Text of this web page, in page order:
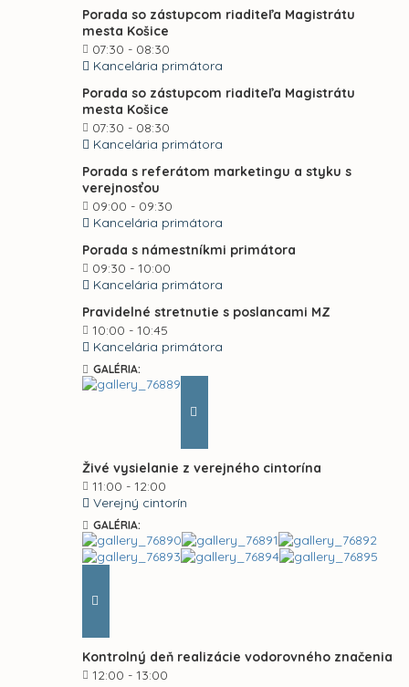
Porada so zástupcom riaditeľa Magistrátu
mesta Košice
07:30 - 08:30
Kancelária primátora
Porada so zástupcom riaditeľa Magistrátu
mesta Košice
07:30 - 08:30
Kancelária primátora
Porada s referátom marketingu a styku s
verejnosťou
09:00 - 09:30
Kancelária primátora
Porada s námestníkmi primátora
09:30 - 10:00
Kancelária primátora
Pravidelné stretnutie s poslancami MZ
10:00 - 10:45
Kancelária primátora
GALÉRIA:
Živé vysielanie z verejného cintorína
11:00 - 12:00
Verejný cintorín
GALÉRIA:
Kontrolný deň realizácie vodorovného značenia
12:00 - 13:00